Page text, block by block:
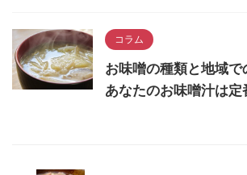
コラム
お味噌の種類と地域で
あなたのお味噌汁は定